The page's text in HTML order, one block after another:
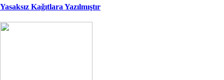
Yasaksız Kağıtlara Yazılmıştır